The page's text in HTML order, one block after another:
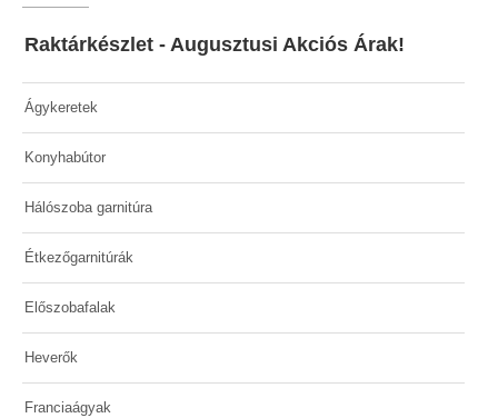
Raktárkészlet - Augusztusi Akciós Árak!
Ágykeretek
Konyhabútor
Hálószoba garnitúra
Étkezőgarnitúrák
Előszobafalak
Heverők
Franciaágyak